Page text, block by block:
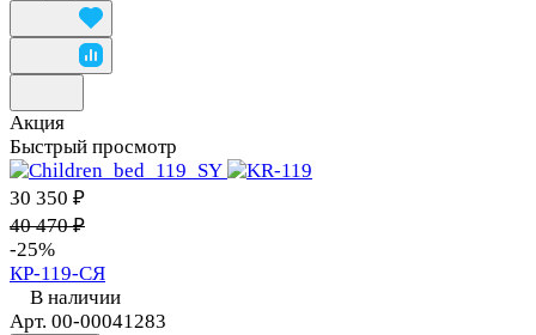
Акция
Быстрый просмотр
30 350 ₽
40 470 ₽
-25%
КР-119-СЯ
В наличии
Арт. 00-00041283